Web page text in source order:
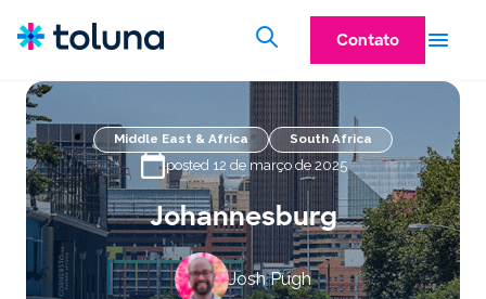
Contato
Middle East & Africa South Africa
posted 12 de março de 2025
Johannesburg
Josh Pugh